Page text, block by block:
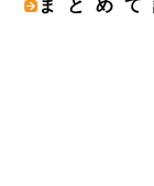
まとめて